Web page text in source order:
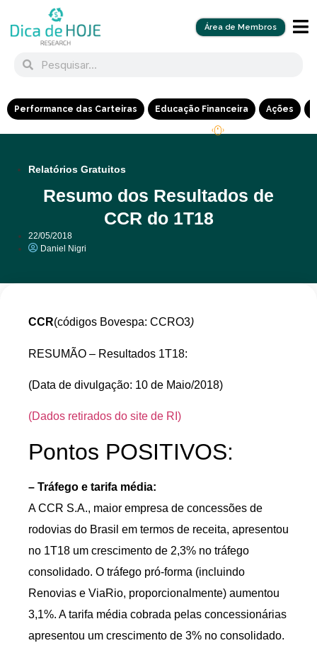
Área de Membros
Performance das Carteiras Educação Financeira Ações
Relatórios Gratuitos
Resumo dos Resultados de
CCR do 1T18
22/05/2018
Daniel Nigri
CCR(códigos Bovespa: CCRO3)
RESUMÃO – Resultados 1T18:
(Data de divulgação: 10 de Maio/2018)
(Dados retirados do site de RI)
Pontos POSITIVOS:
– Tráfego e tarifa média:
A CCR S.A., maior empresa de concessões de
rodovias do Brasil em termos de receita, apresentou
no 1T18 um crescimento de 2,3% no tráfego
consolidado. O tráfego pró-forma (incluindo
Renovias e ViaRio, proporcionalmente) aumentou
3,1%. A tarifa média cobrada pelas concessionárias
apresentou um crescimento de 3% no consolidado.